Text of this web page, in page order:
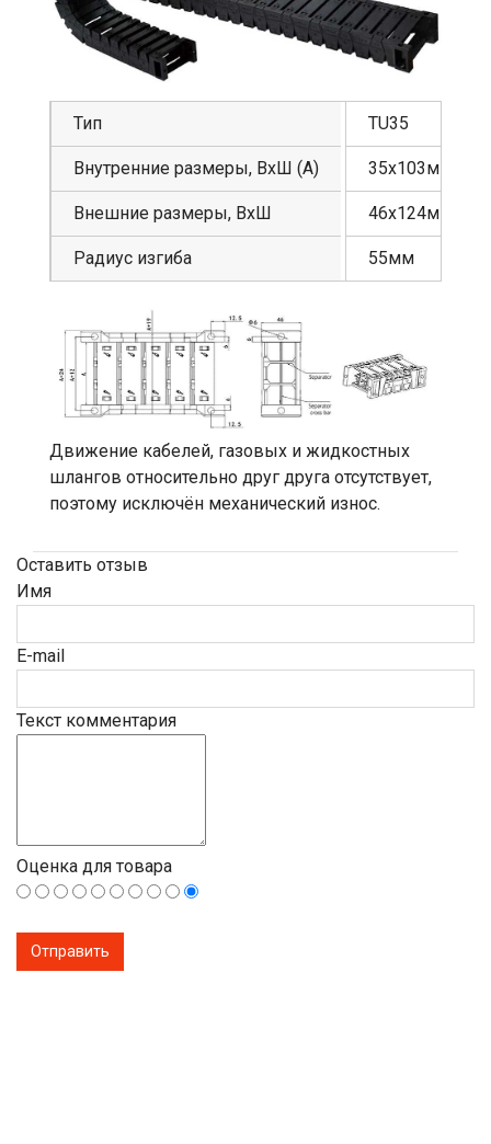
Тип
Внутренние размеры, ВхШ (А)
Внешние размеры, ВхШ
Радиус изгиба
TU35
35х103мм
46х124мм
55мм
Движение кабелей, газовых и жидкостных
шлангов относительно друг друга отсутствует,
поэтому исключён механический износ.
Оставить отзыв
Имя
E-mail
Текст комментария
Оценка для товара